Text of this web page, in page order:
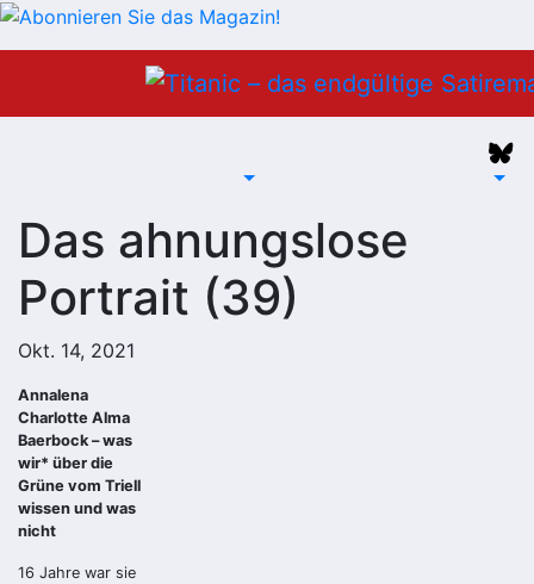
Das ahnungslose
Portrait (39)
Okt. 14, 2021
Annalena
Charlotte Alma
Baerbock – was
wir* über die
Grüne vom Triell
wissen und was
nicht
16 Jahre war sie